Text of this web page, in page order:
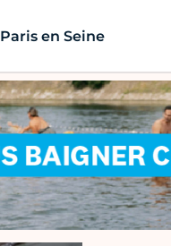
Paris en Seine